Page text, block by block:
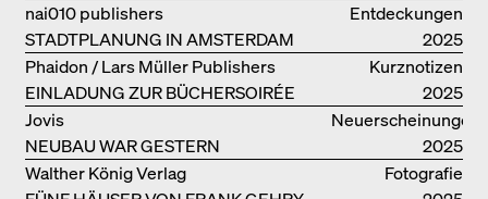
Entdeckungen
STADTPLANUNG IN AMSTERDAM
nai010 publishers
2025
Kurznotizen
EINLADUNG ZUR BÜCHERSOIRÉE
Phaidon / Lars Müller Publishers
2025
Neuerscheinungen
NEUBAU WAR GESTERN
Jovis
2025
Fotografie
Walther König Verlag